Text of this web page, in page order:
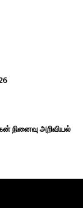
நினைவு அறிவியல்